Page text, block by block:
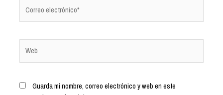
Guarda mi nombre, correo electrónico y web en este